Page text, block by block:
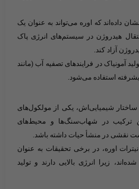
داده‌اند که اوره می‌تواند به عنوان یک
هیدروژن در سیستم‌های انرژی پاک
آزاد کند.
آمونیاک در فرایندهای تصفیه آب (مانند
استفاده می‌شود.
شیمیایی‌اش، یکی از مولکول‌های
ترکیب در شهاب‌سنگ‌ها و محیط‌های
نقشی در منشأ حیات داشته باشد.
اوره، در برخی تحقیقات به عنوان
زیرا انرژی بالایی دارند و تولید